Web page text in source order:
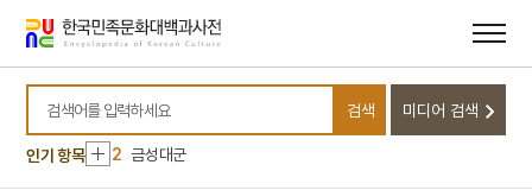
바로가기
바로가기
검색어를 입력하세요
검색 미디어 검색
인기 항목
10 소음인
1 손곡산인전
2 금성대군